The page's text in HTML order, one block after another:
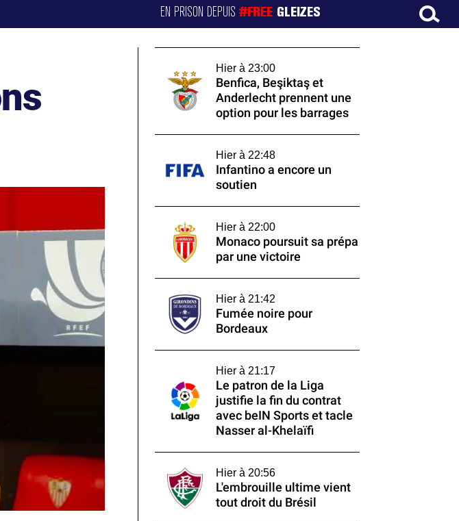
EN PRISON DEPUIS#FREE GLEIZES
Hier à 23:00
Benfica, Beşiktaş et
Anderlecht prennent une
option pour les barrages
Hier à 22:48
Infantino a encore un
soutien
Hier à 22:00
Monaco poursuit sa prépa
par une victoire
Hier à 21:42
Fumée noire pour
Bordeaux
Hier à 21:17
Le patron de la Liga
justifie la fin du contrat
avec beIN Sports et tacle
Nasser al-Khelaïfi
Hier à 20:56
L'embrouille ultime vient
tout droit du Brésil